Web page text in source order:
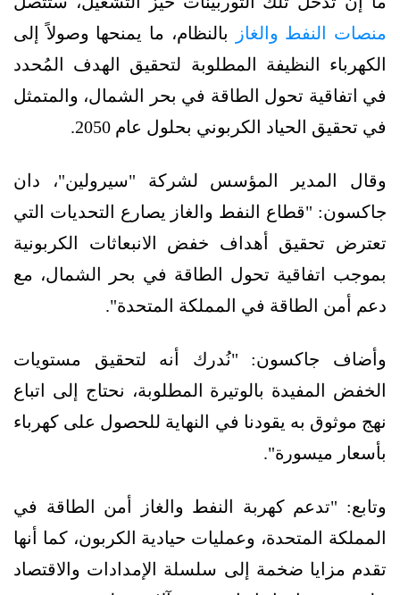
منصات النفط والغاز
بالنظام، ما يمنحها وصولاً إلى
الكهرباء النظيفة المطلوبة لتحقيق الهدف المُحدد
في اتفاقية تحول الطاقة في بحر الشمال، والمتمثل
في تحقيق الحياد الكربوني بحلول عام 2050.
وقال المدير المؤسس لشركة "سيرولين"، دان
جاكسون: "قطاع النفط والغاز يصارع التحديات التي
تعترض تحقيق أهداف خفض الانبعاثات الكربونية
بموجب اتفاقية تحول الطاقة في بحر الشمال، مع
دعم أمن الطاقة في المملكة المتحدة".
وأضاف جاكسون: "نُدرك أنه لتحقيق مستويات
الخفض المفيدة بالوتيرة المطلوبة، نحتاج إلى اتباع
نهج موثوق به يقودنا في النهاية للحصول على كهرباء
بأسعار ميسورة".
وتابع: "تدعم كهربة النفط والغاز أمن الطاقة في
المملكة المتحدة، وعمليات حيادية الكربون، كما أنها
تقدم مزايا ضخمة إلى سلسلة الإمدادات والاقتصاد